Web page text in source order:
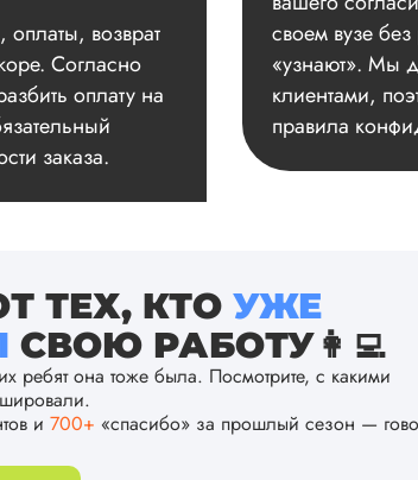
возврат
Согласно
оплату на
заказа.
своем вузе
«узнают». Мы
клиентами,
правила
ТЕХ, КТО УЖЕ
СВОЮ РАБОТУ👩‍💻
ребят она тоже была. Посмотрите, с какими
и 700+ «спасибо» за прошлый сезон —